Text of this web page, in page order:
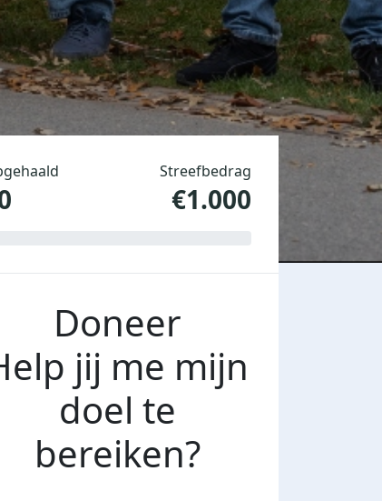
Streefbedrag
€1.000
Doneer
jij me mijn
doel te
bereiken?